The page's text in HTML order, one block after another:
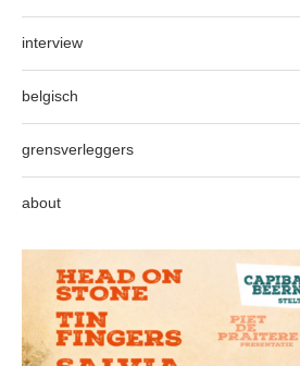
interview
belgisch
grensverleggers
about